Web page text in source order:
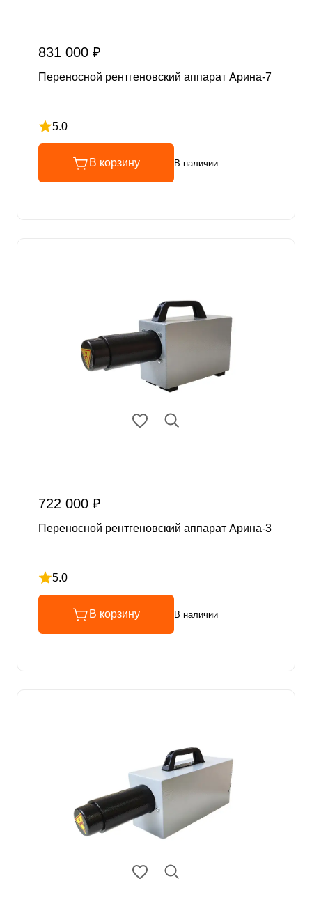
831 000 ₽
Переносной рентгеновский аппарат Арина-7
5.0
Рейтинг 5 из 5
В корзину В наличии
722 000 ₽
Переносной рентгеновский аппарат Арина-3
5.0
Рейтинг 5 из 5
В корзину В наличии